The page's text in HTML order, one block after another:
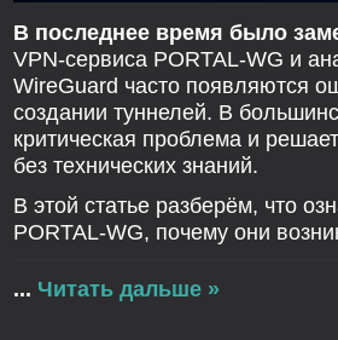
В последнее время было
VPN-сервиса PORTAL-WG и
WireGuard часто появляются
создании туннелей. В
критическая проблема и
без технических знаний.
В этой статье разберём, что
PORTAL-WG, почему они
... Читать дальше »